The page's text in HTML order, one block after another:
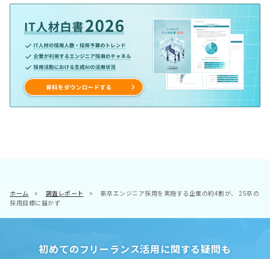
ホーム > 調査レポート >
新卒エンジニア採用を実施する企業の約4割が、 25卒の
採用目標に届かず
初めてのフリーランス活用に関する疑問も